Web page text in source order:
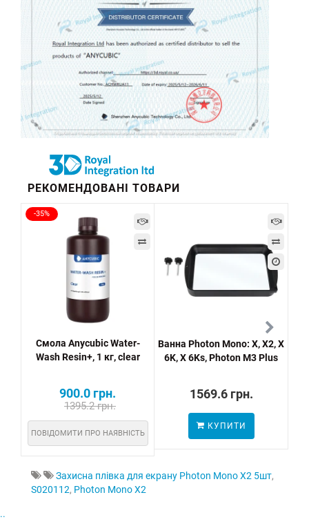
РЕКОМЕНДОВАНІ ТОВАРИ
-35%
Смола Anycubic Water-
Wash Resin+, 1 кг, clear
900.0 грн.
1395.2 грн.
ПОВІДОМИТИ ПРО НАЯВНІСТЬ
Ванна Photon Mono: X, X2, X
6K, X 6Ks, Photon M3 Plus
1569.6 грн.
КУПИТИ
Захисна плівка для екрану Photon Mono X2 5шт,
S020112, Photon Mono X2
..